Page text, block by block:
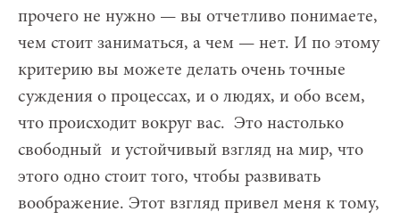
прочего не нужно — вы отчетливо понимаете,
чем стоит заниматься, а чем — нет. И по этому
критерию вы можете делать очень точные
суждения о процессах, и о людях, и обо всем,
что происходит вокруг вас. Это настолько
свободный и устойчивый взгляд на мир, что
этого одно стоит того, чтобы развивать
воображение. Этот взгляд привел меня к тому,